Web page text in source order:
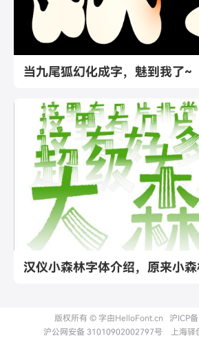
当九尾狐幻化成字，魅到我了~
汉仪小森林字体介绍，原来小
版权所有 © 字由HelloFont.cn
沪ICP
沪公网安备 31010902002797号
上海